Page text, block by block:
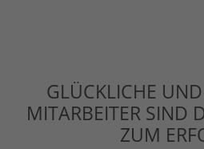
GLÜCKLICHE
MITARBEITER SIND
ZUM